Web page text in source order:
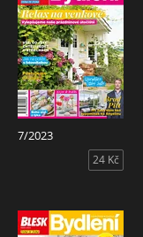
7/2023
24 Kč